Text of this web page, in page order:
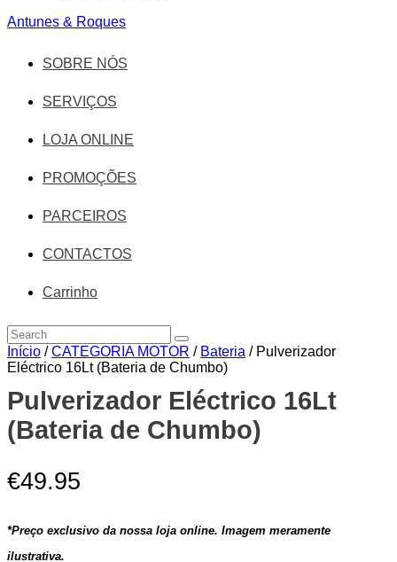
Antunes & Roques
SOBRE NÓS
SERVIÇOS
LOJA ONLINE
PROMOÇÕES
PARCEIROS
CONTACTOS
Carrinho
Início /CATEGORIA MOTOR / Bateria / Pulverizador
Eléctrico 16Lt (Bateria de Chumbo)
Pulverizador Eléctrico 16Lt
(Bateria de Chumbo)
€49.95
*Preço exclusivo da nossa loja online. Imagem meramente
ilustrativa.